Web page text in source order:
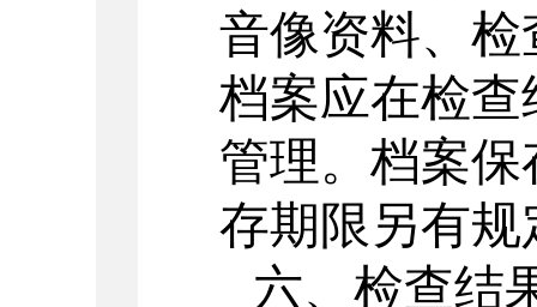
音像资料、
档案应在检
管理。档案
存期限另有
六、检查结